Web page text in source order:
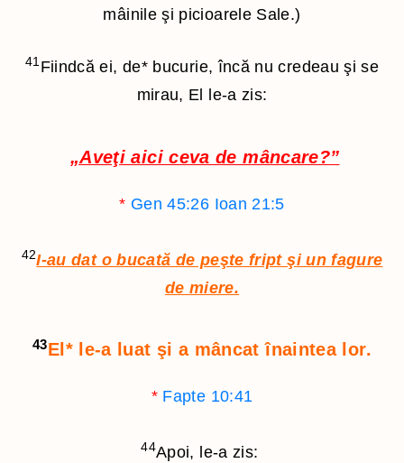
mâinile şi picioarele Sale.)
41Fiindcă ei, de*bucurie, încă nu credeau şi se
mirau, El le-a zis:
„Aveţi aici ceva de mâncare?”
* Gen 45:26 Ioan 21:5
42I-au dat o bucată de peşte fript şi un fagure
de miere.
43El *le-a luat şi a mâncat înaintea lor.
* Fapte 10:41
44Apoi, le-a zis: